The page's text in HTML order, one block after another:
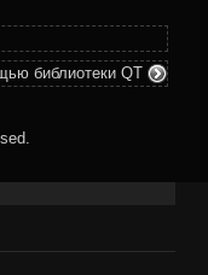
библиотеки QT